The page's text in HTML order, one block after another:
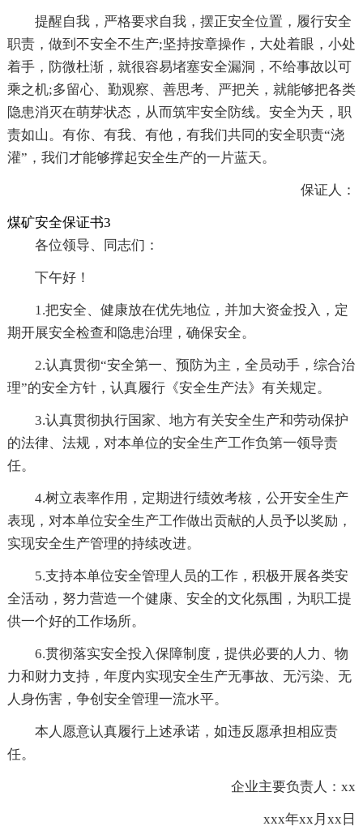
提醒自我，严格要求自我，摆正安全位置，履行安全
职责，做到不安全不生产;坚持按章操作，大处着眼，小处
着手，防微杜渐，就很容易堵塞安全漏洞，不给事故以可
乘之机;多留心、勤观察、善思考、严把关，就能够把各类
隐患消灭在萌芽状态，从而筑牢安全防线。安全为天，职
责如山。有你、有我、有他，有我们共同的安全职责“浇
灌”，我们才能够撑起安全生产的一片蓝天。
保证人：
煤矿安全保证书3
各位领导、同志们：
下午好！
1.把安全、健康放在优先地位，并加大资金投入，定
期开展安全检查和隐患治理，确保安全。
2.认真贯彻“安全第一、预防为主，全员动手，综合治
理”的安全方针，认真履行《安全生产法》有关规定。
3.认真贯彻执行国家、地方有关安全生产和劳动保护
的法律、法规，对本单位的安全生产工作负第一领导责
任。
4.树立表率作用，定期进行绩效考核，公开安全生产
表现，对本单位安全生产工作做出贡献的人员予以奖励，
实现安全生产管理的持续改进。
5.支持本单位安全管理人员的工作，积极开展各类安
全活动，努力营造一个健康、安全的文化氛围，为职工提
供一个好的工作场所。
6.贯彻落实安全投入保障制度，提供必要的人力、物
力和财力支持，年度内实现安全生产无事故、无污染、无
人身伤害，争创安全管理一流水平。
本人愿意认真履行上述承诺，如违反愿承担相应责
任。
企业主要负责人：xx
xxx年xx月xx日